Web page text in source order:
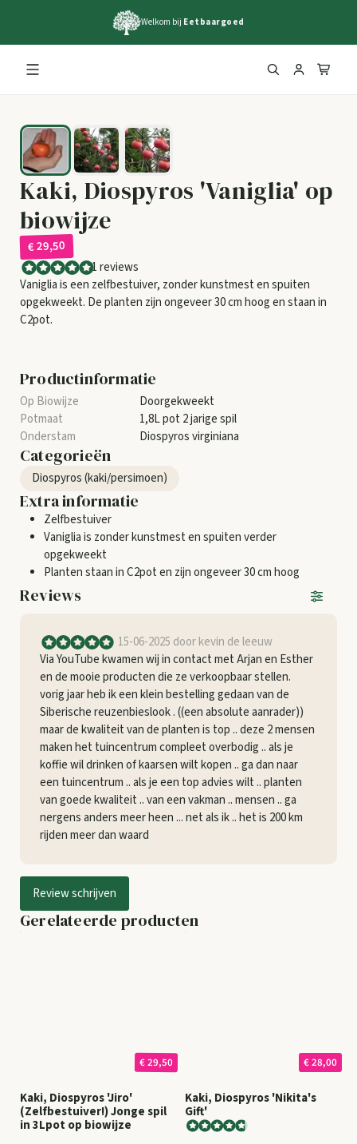
Welkom bij Eetbaargoed
Kaki, Diospyros 'Vaniglia' op
biowijze
€ 29,50
1 reviews
Vaniglia is een zelfbestuiver, zonder kunstmest en spuiten
opgekweekt. De planten zijn ongeveer 30 cm hoog en staan in
C2pot.
Productinformatie
Doorgekweekt
1,8L pot 2 jarige spil
Diospyros virginiana
Categorieën
Diospyros (kaki/persimoen)
Extra informatie
Zelfbestuiver
Vaniglia is zonder kunstmest en spuiten verder
opgekweekt
Planten staan in C2pot en zijn ongeveer 30 cm hoog
Reviews
15-06-2025 door kevin de leeuw
Via YouTube kwamen wij in contact met Arjan en Esther
en de mooie producten die ze verkoopbaar stellen.
vorig jaar heb ik een klein bestelling gedaan van de
Siberische reuzenbieslook . ((een absolute aanrader))
maar de kwaliteit van de planten is top .. deze 2 mensen
maken het tuincentrum compleet overbodig .. als je
koffie wil drinken of kaarsen wilt kopen .. ga dan naar
een tuincentrum .. als je een top advies wilt .. planten
van goede kwaliteit .. van een vakman .. mensen .. ga
nergens anders meer heen ... net als ik .. het is 200 km
rijden meer dan waard
Review schrijven
Gerelateerde producten
€ 29,50
Kaki, Diospyros 'Jiro'
(Zelfbestuiver!) Jonge spil
in 3Lpot op biowijze
€ 28,00
Kaki, Diospyros 'Nikita's
Gift'